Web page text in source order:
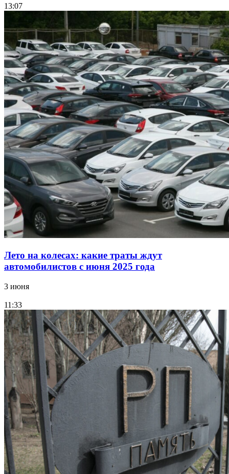
13:07
Лето на колесах: какие траты ждут
автомобилистов с июня 2025 года
3 июня
11:33